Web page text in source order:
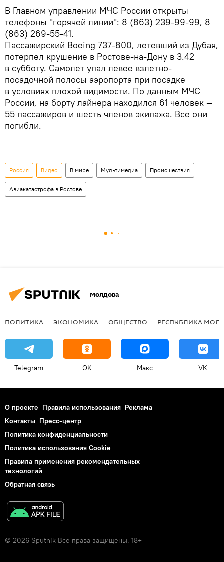
В Главном управлении МЧС России открыты
телефоны "горячей линии": 8 (863) 239-99-99, 8
(863) 269-55-41.
Пассажирский Boeing 737-800, летевший из Дубая,
потерпел крушение в Ростове-на-Дону в 3.42
в субботу. Самолет упал левее взлетно-
посадочной полосы аэропорта при посадке
в условиях плохой видимости. По данным МЧС
России, на борту лайнера находился 61 человек —
55 пассажиров и шесть членов экипажа. Все они
погибли.
Россия Видео В мире Мультимедиа Происшествия
Авиакатастрофа в Ростове
Молдова
ПОЛИТИКА ЭКОНОМИКА ОБЩЕСТВО РЕСПУБЛИКА
Telegram OK Макс VK
О проекте Правила использования Реклама
Контакты Пресс-центр
Политика конфиденциальности
Политика использования Cookie
Правила применения рекомендательных
технологий
Обратная связь
© 2026 Sputnik Все права защищены. 18+